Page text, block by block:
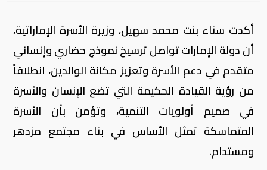
أكدت سناء بنت محمد سهيل، وزيرة الأسرة الإماراتية،
أن دولة الإمارات تواصل ترسيخ نموذج حضاري وإنساني
متقدم في دعم الأسرة وتعزيز مكانة الوالدين، انطلاقاً
من رؤية القيادة الحكيمة التي تضع الإنسان والأسرة
في صميم أولويات التنمية، وتؤمن بأن الأسرة
المتماسكة تمثل الأساس في بناء مجتمع مزدهر
ومستدام.